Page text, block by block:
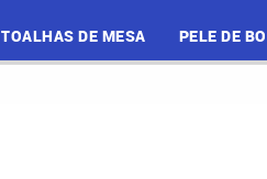
TOALHAS DE MESA PELE DE